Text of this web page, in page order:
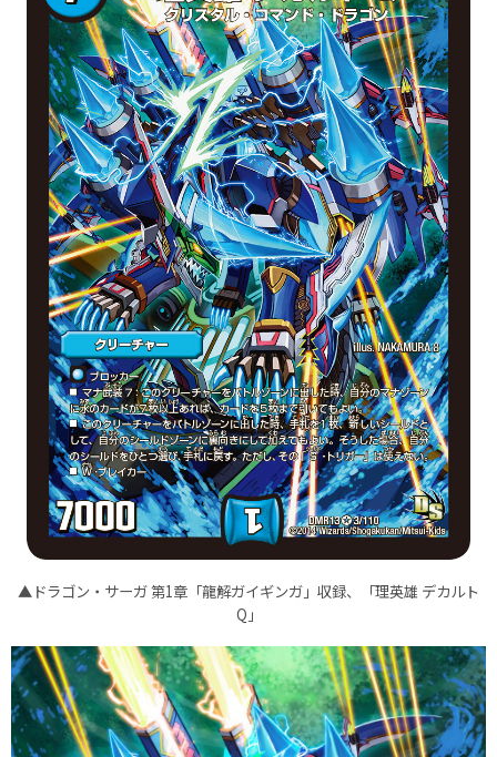
▲ドラゴン・サーガ 第1章「龍解ガイギンガ」収録、「理英雄 デカルト
Q」